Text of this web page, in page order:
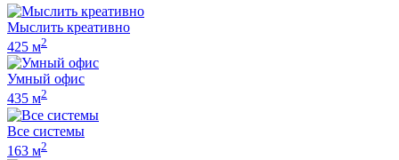
Мыслить креативно
425 м2
Умный офис
435 м2
Все системы
163 м2